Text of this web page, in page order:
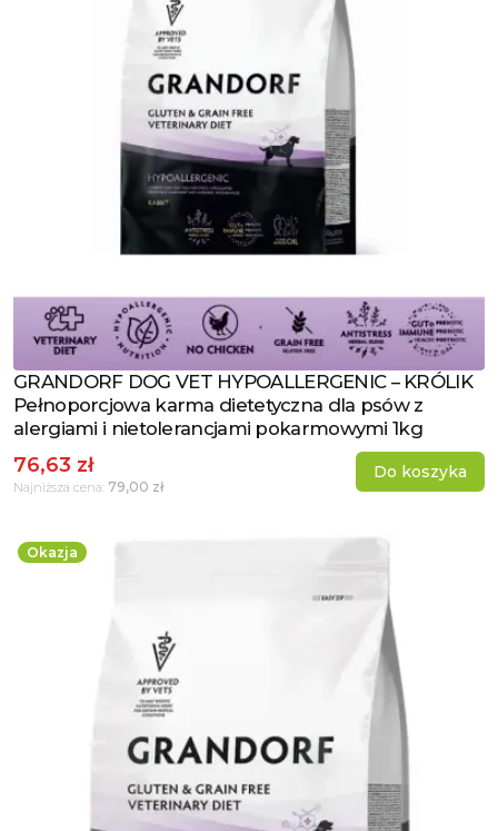
Zobacz produkt
GRANDORF DOG VET HYPOALLERGENIC – KRÓLIK
Pełnoporcjowa karma dietetyczna dla psów z
alergiami i nietolerancjami pokarmowymi 1kg
76,63 zł
Najniższa cena: 79,00 zł
Do koszyka
Okazja